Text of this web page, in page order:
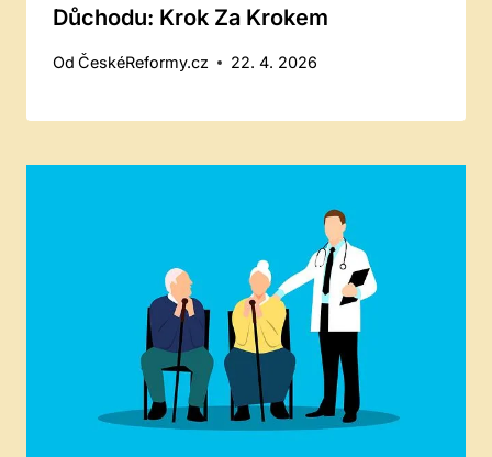
Důchodu: Krok Za Krokem
Od ČeskéReformy.cz 22. 4. 2026